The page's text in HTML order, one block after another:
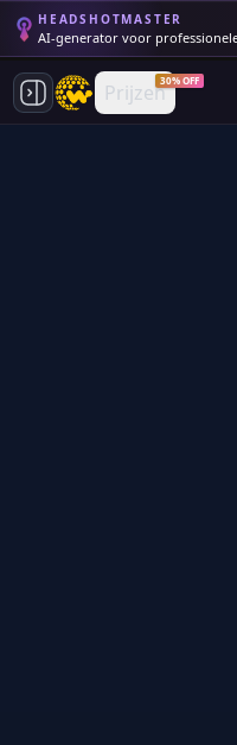
HEADSHOTMASTER
AI-generator voor
Prijzen30% OFF